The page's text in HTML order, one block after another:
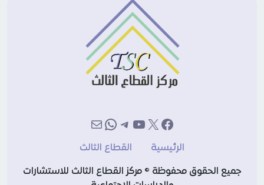
فيسبوك
إكسيوتيوب
تيليجرام
واتساب
بريد
الرئيسية
القطاع الثالث
جميع الحقوق محفوظة © مركز القطاع الثالث للاستشارات